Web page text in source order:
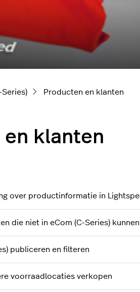
Producten en klanten
en klanten
over productinformatie in
die niet in eCom (C-Series)
publiceren en filteren
voorraadlocaties verkopen